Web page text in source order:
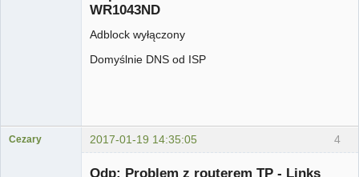
WR1043ND
Adblock wyłączony
Domyślnie DNS od ISP
4
Cezary 2017-01-19 14:35:05
Odp: Problem z routerem TP - Links